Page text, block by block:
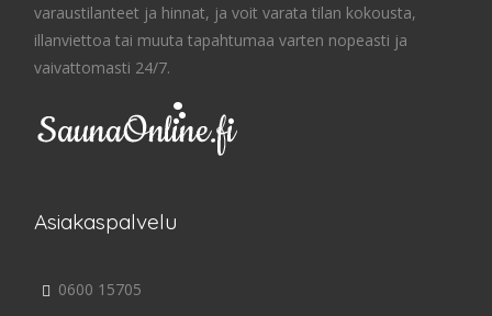
varaustilanteet ja hinnat, ja voit varata tilan kokousta,
illanviettoa tai muuta tapahtumaa varten nopeasti ja
vaivattomasti 24/7.
Asiakaspalvelu
0600 15705